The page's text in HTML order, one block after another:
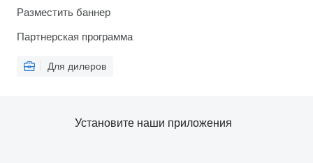
Разместить баннер
Партнерская программа
Для дилеров
Установите наши приложения